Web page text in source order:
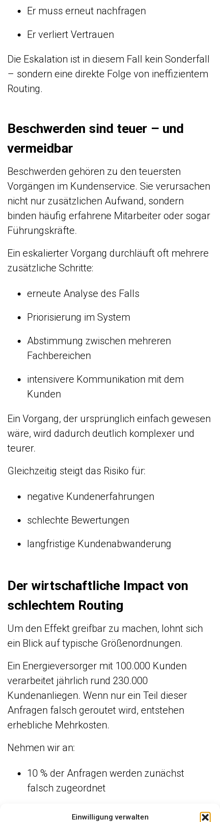
Einwilligung verwalten
Er muss erneut nachfragen
Er verliert Vertrauen
Die Eskalation ist in diesem Fall kein Sonderfall
– sondern eine direkte Folge von ineffizientem
Routing.
Beschwerden sind teuer – und
vermeidbar
Beschwerden gehören zu den teuersten
Vorgängen im Kundenservice. Sie verursachen
nicht nur zusätzlichen Aufwand, sondern
binden häufig erfahrene Mitarbeiter oder sogar
Führungskräfte.
Ein eskalierter Vorgang durchläuft oft mehrere
zusätzliche Schritte:
erneute Analyse des Falls
Priorisierung im System
Abstimmung zwischen mehreren
Fachbereichen
intensivere Kommunikation mit dem
Kunden
Ein Vorgang, der ursprünglich einfach gewesen
wäre, wird dadurch deutlich komplexer und
teurer.
Gleichzeitig steigt das Risiko für:
negative Kundenerfahrungen
schlechte Bewertungen
langfristige Kundenabwanderung
Der wirtschaftliche Impact von
schlechtem Routing
Um den Effekt greifbar zu machen, lohnt sich
ein Blick auf typische Größenordnungen.
Ein Energieversorger mit 100.000 Kunden
verarbeitet jährlich rund 230.000
Kundenanliegen. Wenn nur ein Teil dieser
Anfragen falsch geroutet wird, entstehen
erhebliche Mehrkosten.
Nehmen wir an:
10 % der Anfragen werden zunächst
falsch zugeordnet
jede Fehlzuordnung verursacht im Schnitt